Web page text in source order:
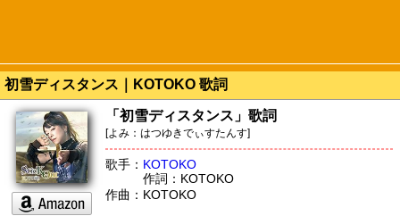
初雪ディスタンス｜KOTOKO 歌詞
「初雪ディスタンス」歌詞
[よみ：はつゆきでぃすたんす]
歌手： KOTOKO
作詞：KOTOKO
作曲：KOTOKO